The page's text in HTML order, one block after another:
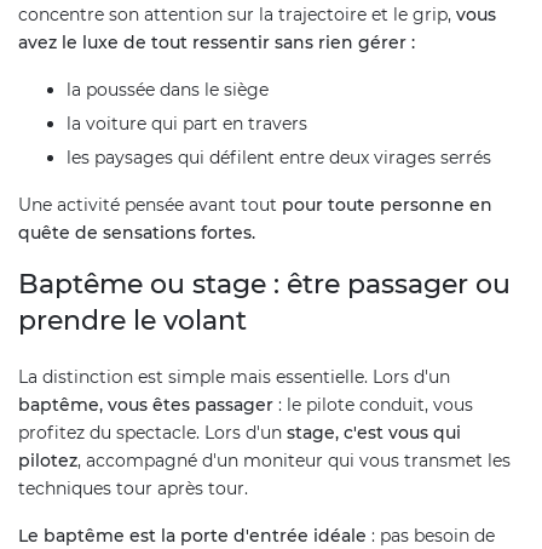
concentre son attention sur la trajectoire et le grip, vous
avez le luxe de tout ressentir sans rien gérer :
la poussée dans le siège
la voiture qui part en travers
les paysages qui défilent entre deux virages serrés
Une activité pensée avant tout pour toute personne en
quête de sensations fortes.
Baptême ou stage : être passager ou
prendre le volant
La distinction est simple mais essentielle. Lors d'un
baptême, vous êtes passager : le pilote conduit, vous
profitez du spectacle. Lors d'un stage, c'est vous qui
pilotez, accompagné d'un moniteur qui vous transmet les
techniques tour après tour.
Le baptême est la porte d'entrée idéale : pas besoin de